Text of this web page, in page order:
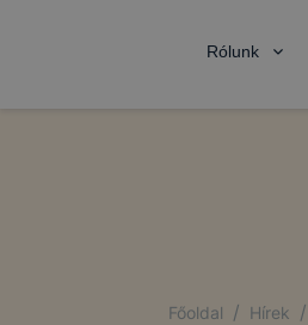
Rólunk
Főoldal / Hírek /